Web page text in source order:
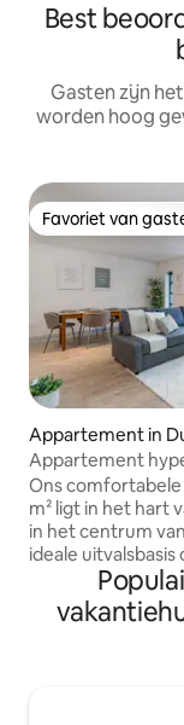
Best
Gasten zijn
worden hoog
Favoriet van
Favoriet van
Appartement in
Appartement
Charlotte 's huis
Ons
m² ligt in het hart
in het centrum
ideale uitvalsbasis
verkennen. Onlangs gerenoveerd,
combineert het
zijn moderne